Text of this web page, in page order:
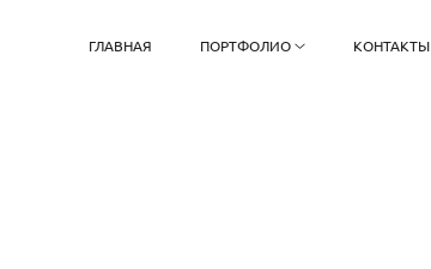
ГЛАВНАЯ ПОРТФОЛИО КОНТАКТЫ